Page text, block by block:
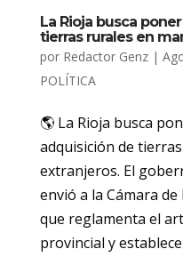
La Rioja busca
tierras rurales en
por Redactor Genz|
POLÍTICA
🌎 La Rioja busca
adquisición de
extranjeros. El
envió a la Cámara
que reglamenta el
provincial y